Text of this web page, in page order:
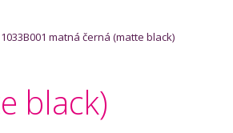
matná černá (matte black)
black)